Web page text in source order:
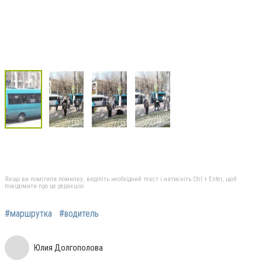
Якщо ви помітили помилку, виділіть необхідний текст і натисніть Ctrl + Enter, щоб
повідомити про це редакцію
#маршрутка #водитель
Юлия Долгополова